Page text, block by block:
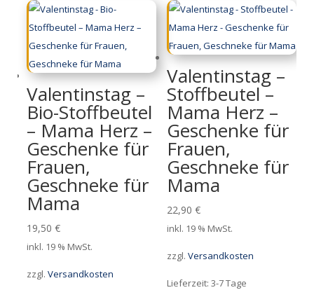
Valentinstag –
Bio-Stoffbeutel
– Mama Herz –
Geschenke für
Frauen,
Geschneke für
Mama
19,50 €
inkl. 19 % MwSt.
zzgl. Versandkosten
Valentinstag –
Stoffbeutel –
Mama Herz –
Geschenke für
Frauen,
Geschneke für
Mama
22,90€
inkl. 19 % MwSt.
zzgl.Versandkosten
Lieferzeit:3-7 Tage